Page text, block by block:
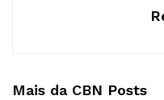
Mais da CBN Posts